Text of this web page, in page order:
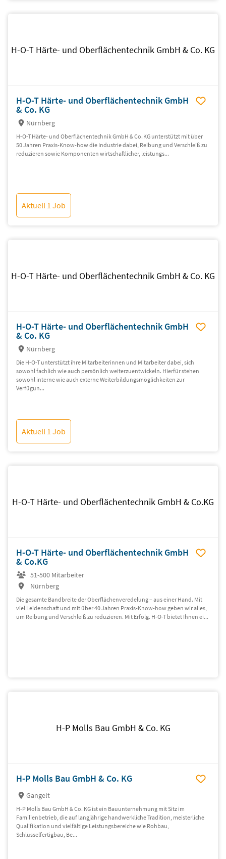
H-O-T Härte- und Oberflächentechnik GmbH & Co. KG
H-O-T Härte- und Oberflächentechnik GmbH
& Co. KG
Nürnberg
H-O-T Härte- und Oberflächentechnik GmbH & Co. KG unterstützt mit über
50 Jahren Praxis-Know-how die Industrie dabei, Reibung und Verschleiß zu
reduzieren sowie Komponenten wirtschaftlicher, leistungs...
Aktuell 1 Job
H-O-T Härte- und Oberflächentechnik GmbH & Co. KG
H-O-T Härte- und Oberflächentechnik GmbH
& Co. KG
Nürnberg
Die H-O-T unterstützt ihre Mitarbeiterinnen und Mitarbeiter dabei, sich
sowohl fachlich wie auch persönlich weiterzuentwickeln. Hierfür stehen
sowohl interne wie auch externe Weiterbildungsmöglichkeiten zur
Verfügun...
Aktuell 1 Job
H-O-T Härte- und Oberflächentechnik GmbH & Co.KG
H-O-T Härte- und Oberflächentechnik GmbH
& Co.KG
51-500 Mitarbeiter
Nürnberg
Die gesamte Bandbreite der Oberflächenveredelung – aus einer Hand. Mit
viel Leidenschaft und mit über 40 Jahren Praxis-Know-how geben wir alles,
um Reibung und Verschleiß zu reduzieren. Mit Erfolg. H-O-T bietet Ihnen ei...
H-P Molls Bau GmbH & Co. KG
H-P Molls Bau GmbH & Co. KG
Gangelt
H-P Molls Bau GmbH & Co. KG ist ein Bauunternehmung mit Sitz im
Familienbetrieb, die auf langjährige handwerkliche Tradition, meisterliche
Qualifikation und vielfältige Leistungsbereiche wie Rohbau,
Schlüsselfertigbau, Be...